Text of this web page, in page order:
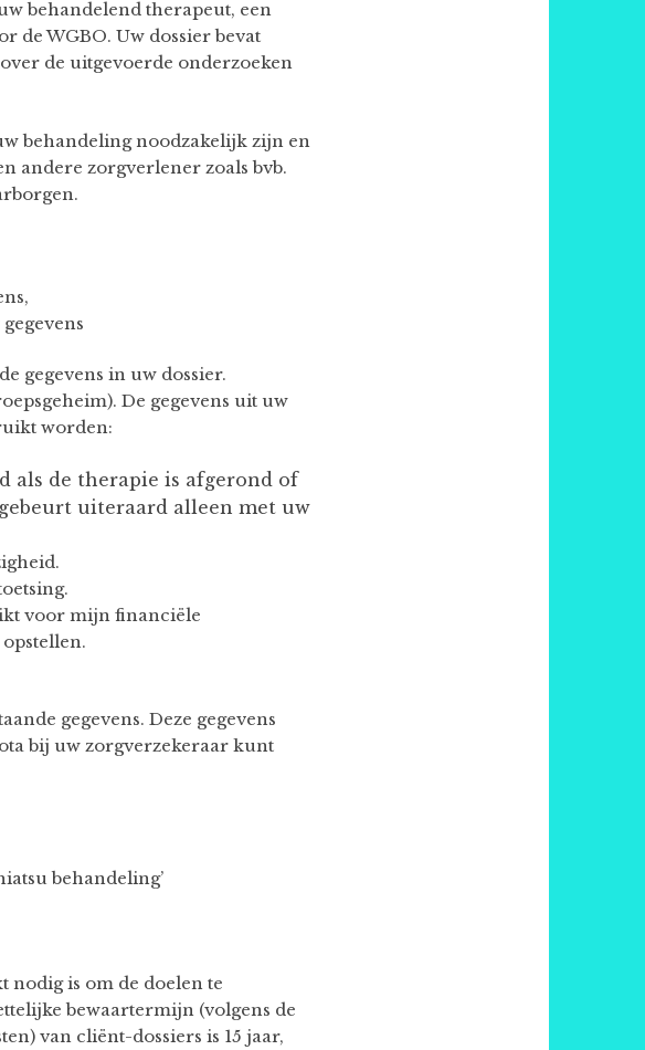
behandelend therapeut, een
de WGBO. Uw dossier bevat
de uitgevoerde onderzoeken
behandeling noodzakelijk zijn en
andere zorgverlener zoals bvb.
gegevens in uw dossier.
De gegevens uit uw
worden:
als de therapie is afgerond of
uiteraard alleen met uw
voor mijn financiële
gegevens. Deze gegevens
bij uw zorgverzekeraar kunt
behandeling’
nodig is om de doelen te
bewaartermijn (volgens de
van cliënt-dossiers is 15 jaar,